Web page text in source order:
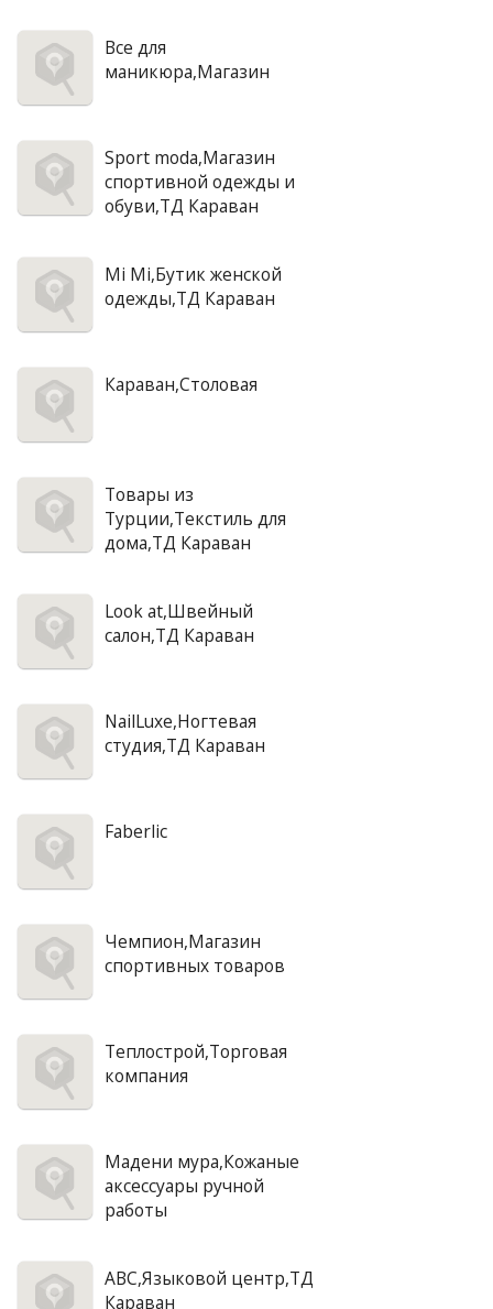
Все для
маникюра,Магазин
Sport moda,Магазин
спортивной одежды и
обуви,ТД Караван
Mi Mi,Бутик женской
одежды,ТД Караван
Караван,Столовая
Товары из
Турции,Текстиль для
дома,ТД Караван
Look at,Швейный
салон,ТД Караван
NailLuxe,Ногтевая
студия,ТД Караван
Faberlic
Чемпион,Магазин
спортивных товаров
Теплострой,Торговая
компания
Мадени мура,Кожаные
аксессуары ручной
работы
АВС,Языковой центр,ТД
Караван